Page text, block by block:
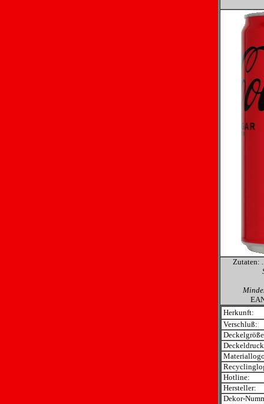
Zutaten:
Herkunft:
Verschluß:
Hotline:
Hersteller:
Dekor-